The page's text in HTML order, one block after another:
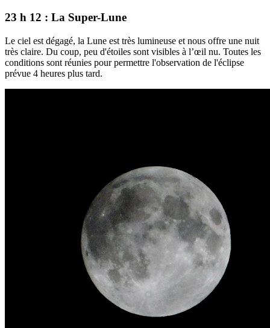
23 h 12 : La Super-Lune
Le ciel est dégagé, la Lune est très lumineuse et nous offre une nuit
très claire. Du coup, peu d'étoiles sont visibles à l’œil nu. Toutes les
conditions sont réunies pour permettre l'observation de l'éclipse
prévue 4 heures plus tard.